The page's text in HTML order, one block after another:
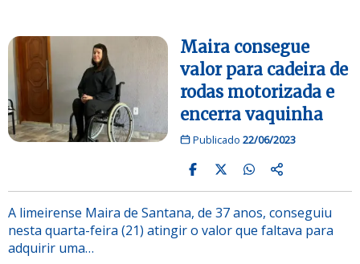
Maira consegue
valor para cadeira de
rodas motorizada e
encerra vaquinha
Publicado 22/06/2023
A limeirense Maira de Santana, de 37 anos, conseguiu
nesta quarta-feira (21) atingir o valor que faltava para
adquirir uma…